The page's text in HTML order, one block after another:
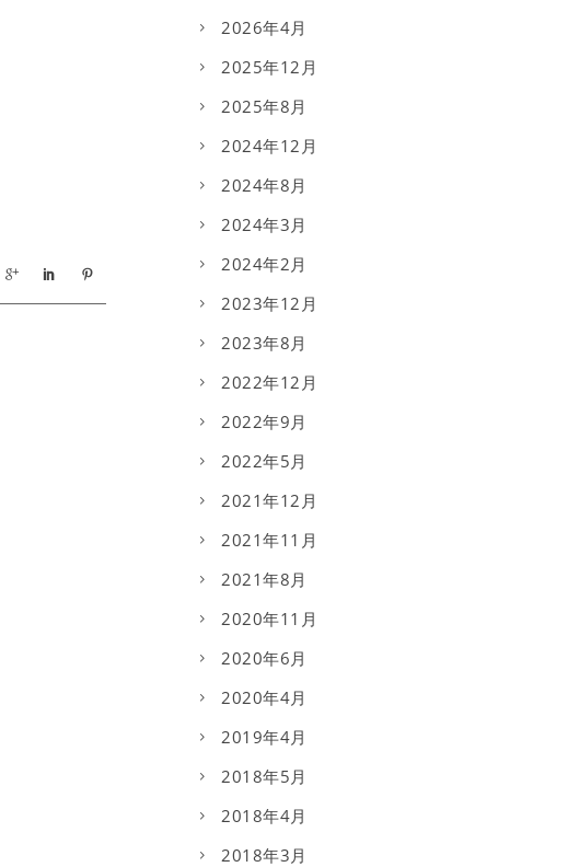
2026年4月
2025年12月
2025年8月
2024年12月
2024年8月
2024年3月
2024年2月
2023年12月
2023年8月
2022年12月
2022年9月
2022年5月
2021年12月
2021年11月
2021年8月
2020年11月
2020年6月
2020年4月
2019年4月
2018年5月
2018年4月
2018年3月